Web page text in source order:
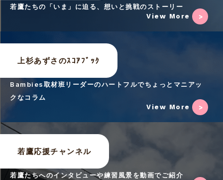
若鷹たちの「いま」に迫る、想いと挑戦のストーリー
View More
上杉あずさのｽｺｱﾌﾞｯｸ
Bambies取材班リーダーのハートフルでちょっとマニアッ
クなコラム
View More
若鷹応援チャンネル
若鷹たちへのインタビューや練習風景を動画でご紹介